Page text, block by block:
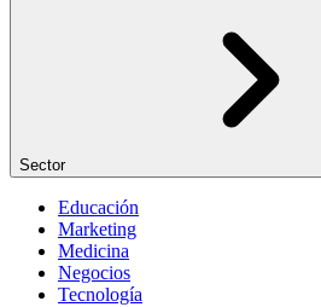
Sector
Educación
Marketing
Medicina
Negocios
Tecnología